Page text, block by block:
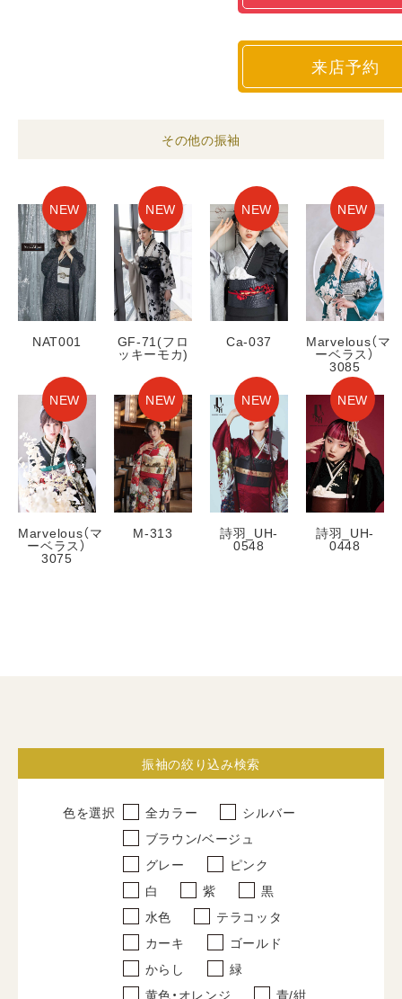
写真だけの成人式
卒業式袴
すべて
レンタルプラン
写真だけの卒業式
紋付袴
来店予約
その他の振袖
NEW
NAT001
NEW
GF-71(フロ
ッキーモカ)
NEW
Ca-037
NEW
Marvelous（マ
ーベラス）
3085
NEW
Marvelous（マ
ーベラス）
3075
NEW
M-313
NEW
詩羽_UH-
0548
NEW
詩羽_UH-
0448
振袖の絞り込み検索
色を選択 全カラー
シルバー
ブラウン/ベージュ
グレー
ピンク
白
紫
黒
水色
テラコッタ
カーキ
ゴールド
からし
緑
黄色・オレンジ
青/紺